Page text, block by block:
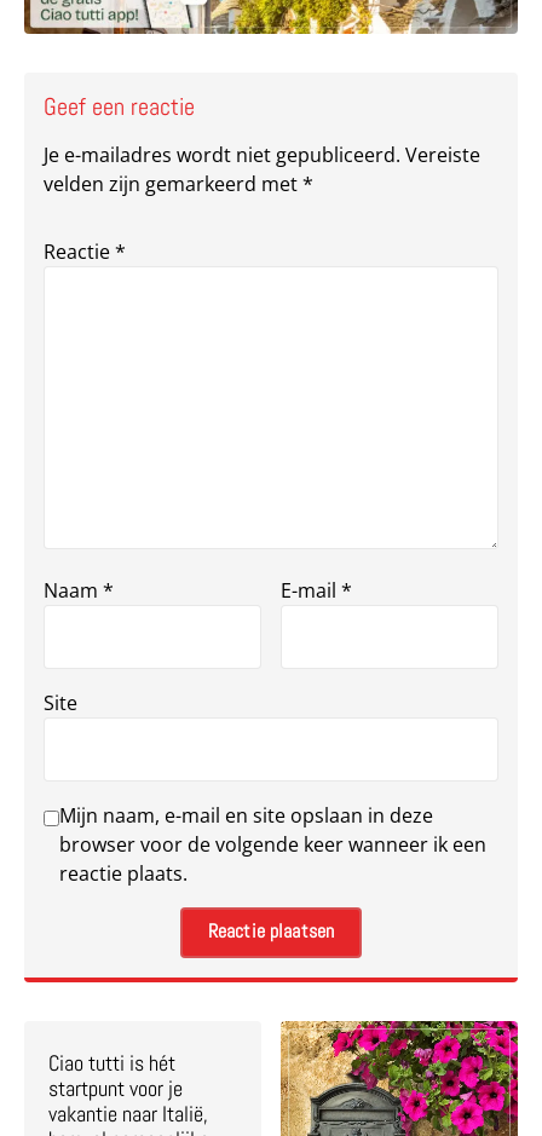
Geef een reactie
Je e-mailadres wordt niet gepubliceerd. Vereiste
velden zijn gemarkeerd met*
Reactie*
Naam * E-mail *
Site
Mijn naam, e-mail en site opslaan in deze
browser voor de volgende keer wanneer ik een
reactie plaats.
Ciao tutti is hét
startpunt voor je
vakantie naar Italië,